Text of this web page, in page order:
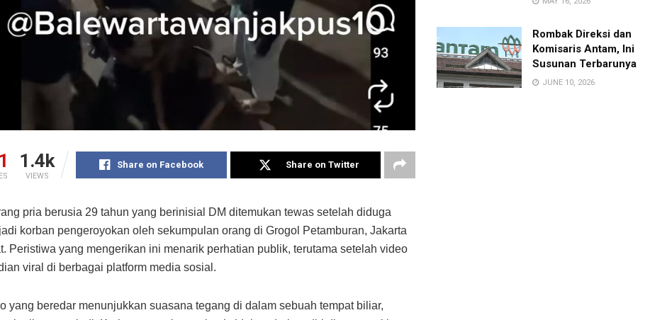
1.4k
VIEWS
Share on Facebook Share on Twitter
pria berusia 29 tahun yang berinisial DM ditemukan tewas setelah diduga
korban pengeroyokan oleh sekumpulan orang di Grogol Petamburan, Jakarta
Peristiwa yang mengerikan ini menarik perhatian publik, terutama setelah video
viral di berbagai platform media sosial.
yang beredar menunjukkan suasana tegang di dalam sebuah tempat biliar,
Rombak Direksi dan
Komisaris Antam, Ini
Susunan Terbarunya
JUNE 10, 2026